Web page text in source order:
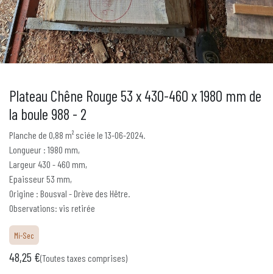
Plateau Chêne Rouge 53 x 430-460 x 1980 mm de
la boule 988 - 2
Planche de 0,88 m² sciée le 13-06-2024.
Longueur : 1980 mm,
Largeur 430 - 460 mm,
Epaisseur 53 mm,
Origine : Bousval - Drève des Hêtre.
Observations: vis retirée
Mi-Sec
48,25 €(Toutes taxes comprises)